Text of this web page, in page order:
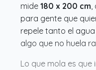
mide 180 x 200 cm
para gente que
repele tanto el
algo que no huela
Lo que mola es